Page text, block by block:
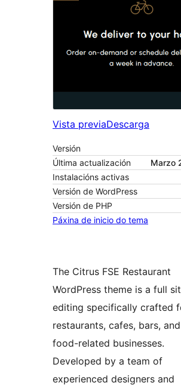
Vista previaDescarga
Versión
Última actualización
Marzo
Instalacións activas
Versión de WordPress
Versión de PHP
Páxina de inicio do tema
The Citrus FSE Restaurant
WordPress theme is a full
editing specifically crafted
restaurants, cafes, bars,
food-related businesses.
Developed by a team of
experienced designers and